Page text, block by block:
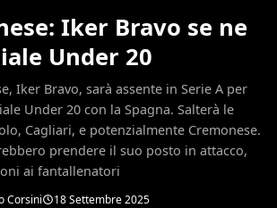
Iker Bravo se ne
Under 20
Iker Bravo, sarà assente in Serie A per
Under 20 con la Spagna. Salterà le
Cagliari, e potenzialmente Cremonese.
prendere il suo posto in attacco,
ai fantallenatori
Corsini 18 Settembre 2025